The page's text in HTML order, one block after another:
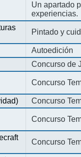
Un apartado
experiencias.
Pintado y
Autoedición
Concurso de
Concurso
Concurso
Concurso
Concurso